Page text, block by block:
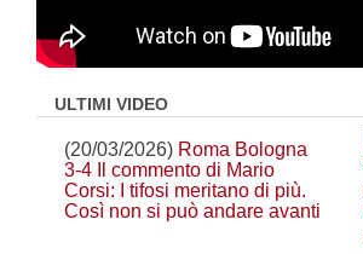
ULTIMI VIDEO
(20/03/2026) Roma Bologna
3-4 Il commento di Mario
Corsi: I tifosi meritano di più.
Così non si può andare avanti